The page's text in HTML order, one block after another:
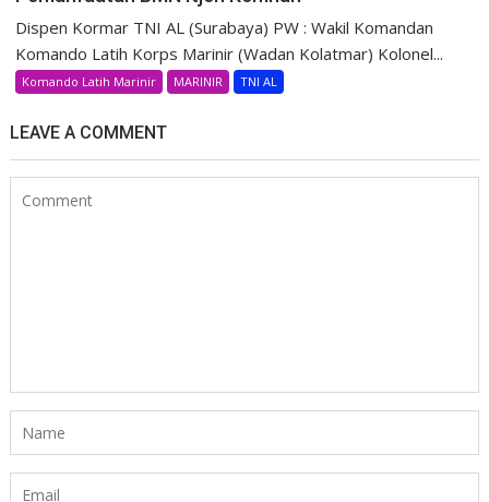
Dispen Kormar TNI AL (Surabaya) PW : Wakil Komandan
Komando Latih Korps Marinir (Wadan Kolatmar) Kolonel...
Komando Latih Marinir MARINIR TNI AL
LEAVE A COMMENT